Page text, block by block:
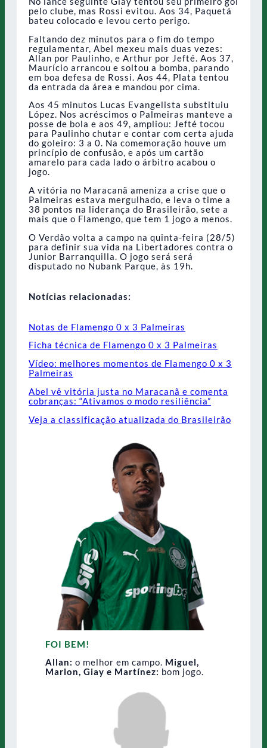
pelo clube, mas Rossi evitou. Aos 34, Paquetá
bateu colocado e levou certo perigo.
Faltando dez minutos para o fim do tempo
regulamentar, Abel mexeu mais duas vezes:
Allan por Paulinho, e Arthur por Jefté. Aos 37,
Maurício arrancou e soltou a bomba, parando
em boa defesa de Rossi. Aos 44, Plata tentou
da entrada da área e mandou por cima.
Aos 45 minutos Lucas Evangelista substituiu
López. Nos acréscimos o Palmeiras manteve a
posse de bola e aos 49, ampliou: Jefté tocou
para Paulinho chutar e contar com certa ajuda
do goleiro: 3 a 0. Na comemoração houve um
princípio de confusão, e após um cartão
amarelo para cada lado o árbitro acabou o
jogo.
A vitória no Maracanã ameniza a crise que o
Palmeiras estava mergulhado, e leva o time a
38 pontos na liderança do Brasileirão, sete a
mais que o Flamengo, que tem 1 jogo a menos.
O Verdão volta a campo na quinta-feira (28/5)
para definir sua vida na Libertadores contra o
Junior Barranquilla. O jogo será será
disputado no Nubank Parque, às 19h.
Notícias relacionadas:
Notas de Flamengo 0 x 3 Palmeiras
Ficha técnica de Flamengo 0 x 3 Palmeiras
Vídeo: melhores momentos de Flamengo 0 x 3
Palmeiras
Abel vê vitória justa no Maracanã e comenta
cobranças: “Ativamos o modo resiliência”
Veja a classificação atualizada do Brasileirão
FOI BEM!
Allan: o melhor em campo. Miguel,
Marlon, Giay e Martínez: bom jogo.